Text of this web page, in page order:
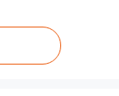
资总额预